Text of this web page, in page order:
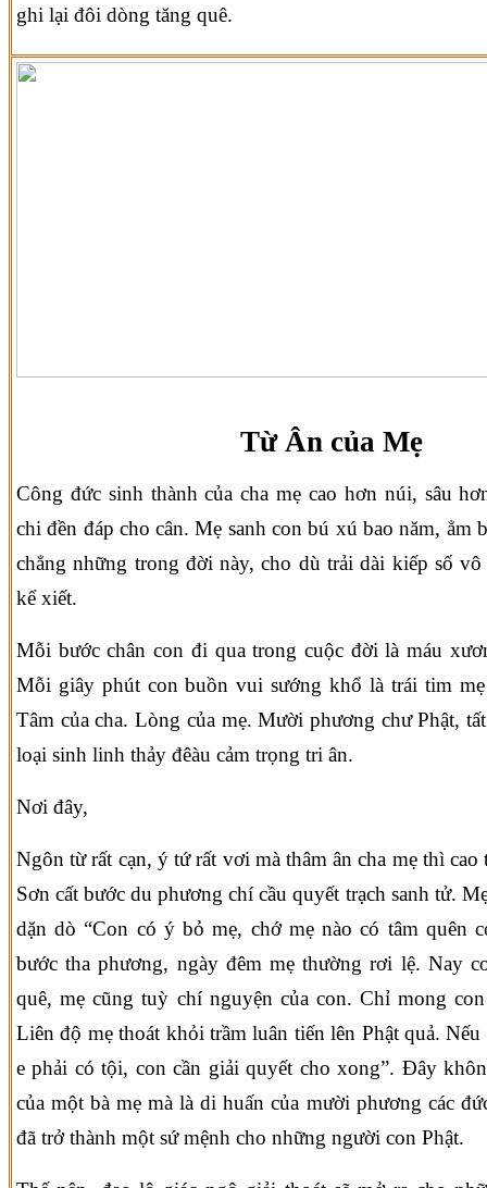
ghi lại đôi dòng tăng quê.
Từ Ân của Mẹ
Công đức sinh thành của cha mẹ cao hơn núi, sâu
chi đền đáp cho cân. Mẹ sanh con bú xú bao năm, ẳm
chẳng những trong đời này, cho dù trải dài kiếp số
kể xiết.
Mỗi bước chân con đi qua trong cuộc đời là máu
Mỗi giây phút con buồn vui sướng khổ là trái tim
Tâm của cha. Lòng của mẹ. Mười phương chư Phật,
loại sinh linh thảy đêàu cảm trọng tri ân.
Nơi đây,
Ngôn từ rất cạn, ý tứ rất vơi mà thâm ân cha mẹ thì
Sơn cất bước du phương chí cầu quyết trạch sanh tử.
dặn dò “Con có ý bỏ mẹ, chớ mẹ nào có tâm quên
bước tha phương, ngày đêm mẹ thường rơi lệ. Nay
quê, mẹ cũng tuỳ chí nguyện của con. Chỉ mong
Liên độ mẹ thoát khỏi trầm luân tiến lên Phật quả.
e phải có tội, con cần giải quyết cho xong”. Đây
của một bà mẹ mà là di huấn của mười phương các
đã trở thành một sứ mệnh cho những người con Phật.